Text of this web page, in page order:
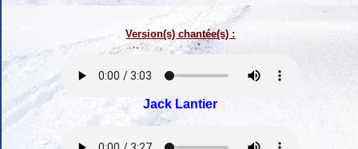
Version(s) chantée(s) :
Jack Lantier